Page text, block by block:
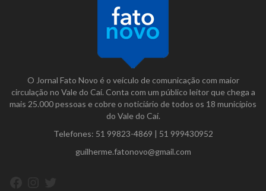
O Jornal Fato Novo é o veículo de comunicação com maior
circulação no Vale do Caí. Conta com um público leitor que chega a
mais 25.000 pessoas e cobre o noticiário de todos os 18 municípios
do Vale do Caí.
Telefones: 51 99823-4869 | 51 999430952
guilherme.fatonovo@gmail.com